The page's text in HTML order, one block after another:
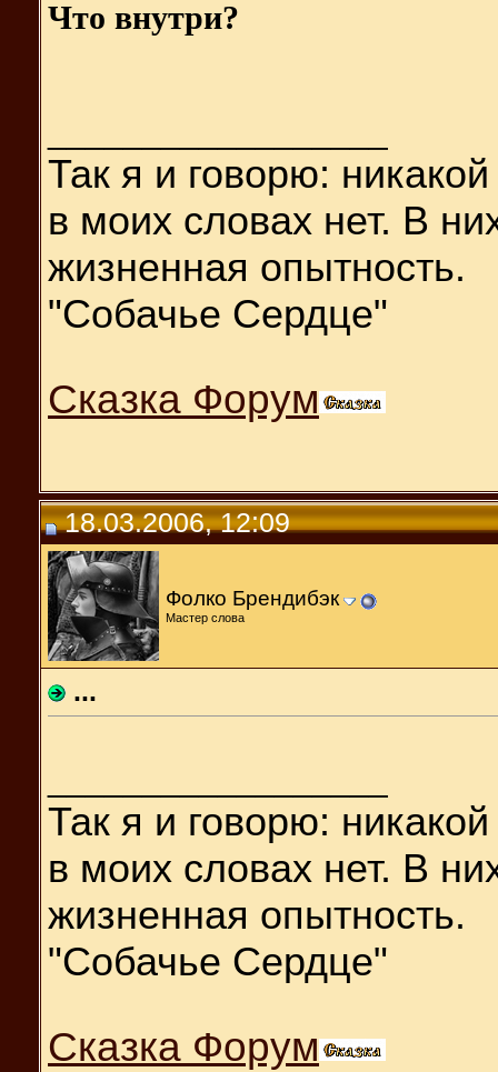
Что внутри?
Так я и говорю:
в моих словах нет. В
жизненная опытность.
"Собачье Сердце"
Сказка Форум
18.03.2006, 12:09
Фолко Брендибэк
Мастер слова
...
Так я и говорю:
в моих словах нет. В
жизненная опытность.
"Собачье Сердце"
Сказка Форум